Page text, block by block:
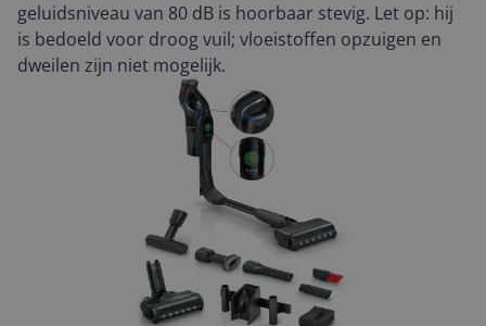
geluidsniveau van 80 dB is hoorbaar stevig. Let op: hij
is bedoeld voor droog vuil; vloeistoffen opzuigen en
dweilen zijn niet mogelijk.